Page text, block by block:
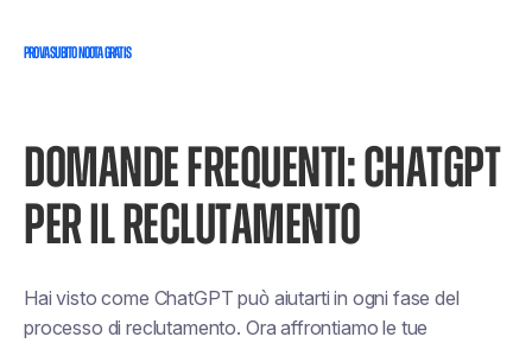
PROVA SUBITO NOOTA GRATIS
DOMANDE FREQUENTI: CHATGPT
PER IL RECLUTAMENTO
Hai visto come ChatGPT può aiutarti in ogni fase del
processo di reclutamento. Ora affrontiamo le tue